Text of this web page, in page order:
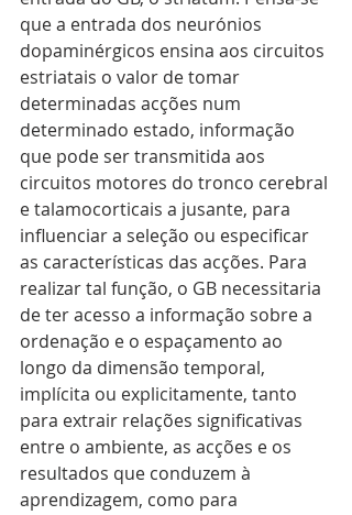
que a entrada dos neurónios
dopaminérgicos ensina aos circuitos
estriatais o valor de tomar
determinadas acções num
determinado estado, informação
que pode ser transmitida aos
circuitos motores do tronco cerebral
e talamocorticais a jusante, para
influenciar a seleção ou especificar
as características das acções. Para
realizar tal função, o GB necessitaria
de ter acesso a informação sobre a
ordenação e o espaçamento ao
longo da dimensão temporal,
implícita ou explicitamente, tanto
para extrair relações significativas
entre o ambiente, as acções e os
resultados que conduzem à
aprendizagem, como para